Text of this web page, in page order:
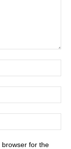
browser for the